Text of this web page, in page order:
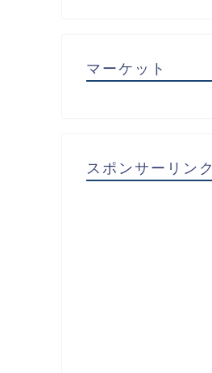
マーケット
スポンサーリンク